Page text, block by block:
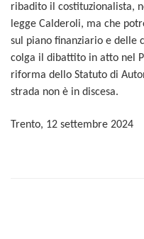
ribadito il costituzionalista,
legge Calderoli, ma che
sul piano finanziario e delle
colga il dibattito in atto nel
riforma dello Statuto di
strada non è in discesa.
Trento, 12 settembre 2024